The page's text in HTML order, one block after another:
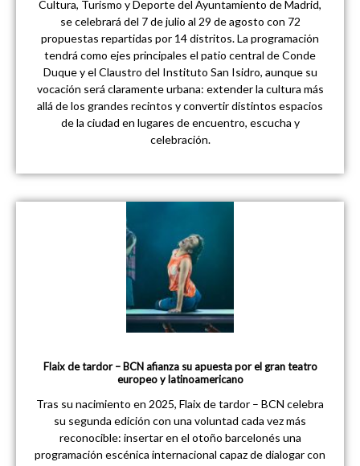
Cultura, Turismo y Deporte del Ayuntamiento de Madrid,
se celebrará del 7 de julio al 29 de agosto con 72
propuestas repartidas por 14 distritos. La programación
tendrá como ejes principales el patio central de Conde
Duque y el Claustro del Instituto San Isidro, aunque su
vocación será claramente urbana: extender la cultura más
allá de los grandes recintos y convertir distintos espacios
de la ciudad en lugares de encuentro, escucha y
celebración.
Flaix de tardor – BCN afianza su apuesta por el gran teatro
europeo y latinoamericano
Tras su nacimiento en 2025, Flaix de tardor – BCN celebra
su segunda edición con una voluntad cada vez más
reconocible: insertar en el otoño barcelonés una
programación escénica internacional capaz de dialogar con